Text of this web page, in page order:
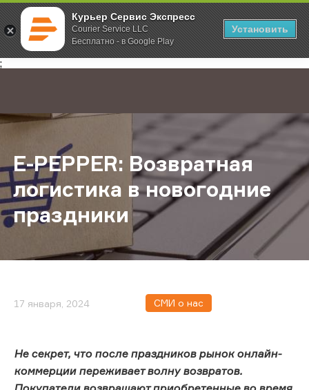
Курьер Сервис Экспресс
Courier Service LLC
Бесплатно - в Google Play
Установить
;
Главная О компании Новости E-PEPPER: Возвратная
E-PEPPER: Возвратная
логистика в новогодние
праздники
17 января, 2024 СМИ о нас
Не секрет, что после праздников рынок онлайн-
коммерции переживает волну возвратов.